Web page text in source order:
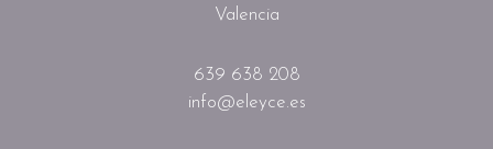
Valencia
639 638 208
info@eleyce.es